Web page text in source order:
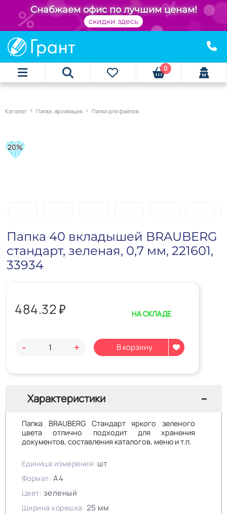
Снабжаем офис по лучшим ценам!
скидки здесь
0
Каталог Папки, архивация Папки для файлов
20%
Папка 40 вкладышей BRAUBERG
стандарт, зеленая, 0,7 мм, 221601,
33934
484.32₽ НА СКЛАДЕ
- +
Характеристики
Папка BRAUBERG Стандарт яркого зеленого
цвета отлично подходит для хранения
документов, составления каталогов, меню и т.п.
Единица измерения: шт
Формат: А4
Цвет: зеленый
Ширина корешка: 25 мм